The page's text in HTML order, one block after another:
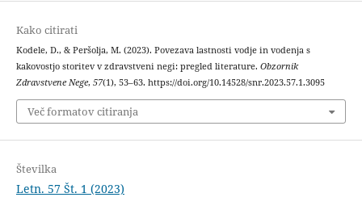
Kako citirati
Kodele, D., & Peršolja, M. (2023). Povezava lastnosti vodje in vodenja s
kakovostjo storitev v zdravstveni negi: pregled literature. Obzornik
Zdravstvene Nege, 57(1), 53–63. https://doi.org/10.14528/snr.2023.57.1.3095
Več formatov citiranja
Številka
Letn. 57 Št. 1 (2023)